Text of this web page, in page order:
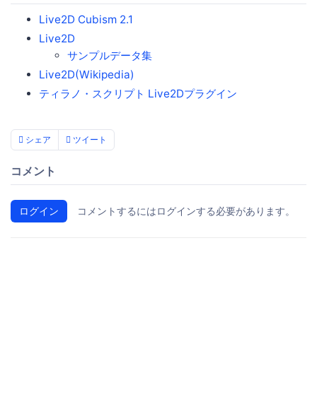
Live2D Cubism 2.1
Live2D
サンプルデータ集
Live2D(Wikipedia)
ティラノ・スクリプト Live2Dプラグイン
シェア ツイート
コメント
ログイン コメントするにはログインする必要があります。